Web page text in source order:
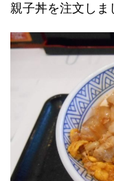
親子丼を注文しま